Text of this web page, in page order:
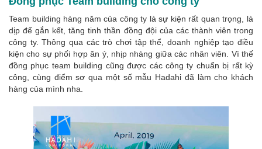
Team building hàng năm của công ty là sự kiện rất quan trọng, là
dịp để gắn kết, tăng tinh thần đồng đội của các thành viên trong
công ty. Thông qua các trò chơi tập thể, doanh nghiệp tạo điều
kiện cho sự phối hợp ăn ý, nhịp nhàng giữa các nhân viên. Vì thế
đồng phục team building cũng được các công ty chuẩn bị rất kỳ
công, cùng điểm sơ qua một số mẫu Hadahi đã làm cho khách
hàng của mình nha.